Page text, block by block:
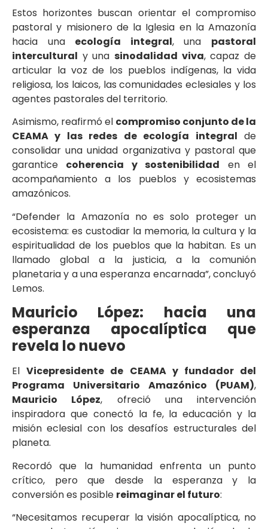
Estos horizontes buscan orientar el compromiso
pastoral y misionero de la Iglesia en la Amazonía
hacia una ecología integral, una pastoral
intercultural y una sinodalidad viva, capaz de
articular la voz de los pueblos indígenas, la vida
religiosa, los laicos, las comunidades eclesiales y los
agentes pastorales del territorio.
Asimismo, reafirmó el compromiso conjunto de la
CEAMA y las redes de ecología integral de
consolidar una unidad organizativa y pastoral que
garantice coherencia y sostenibilidad en el
acompañamiento a los pueblos y ecosistemas
amazónicos.
“Defender la Amazonía no es solo proteger un
ecosistema: es custodiar la memoria, la cultura y la
espiritualidad de los pueblos que la habitan. Es un
llamado global a la justicia, a la comunión
planetaria y a una esperanza encarnada”, concluyó
Lemos.
Mauricio López: hacia una
esperanza apocalíptica que
revela lo nuevo
ElVicepresidente de CEAMA y fundador del
Programa Universitario Amazónico (PUAM),
Mauricio López, ofreció una intervención
inspiradora que conectó la fe, la educación y la
misión eclesial con los desafíos estructurales del
planeta.
Recordó que la humanidad enfrenta un punto
crítico, pero que desde la esperanza y la
conversión es posible reimaginar el futuro:
“Necesitamos recuperar la visión apocalíptica, no